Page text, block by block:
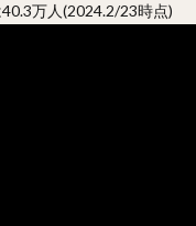
万人(2024.2/23時点)